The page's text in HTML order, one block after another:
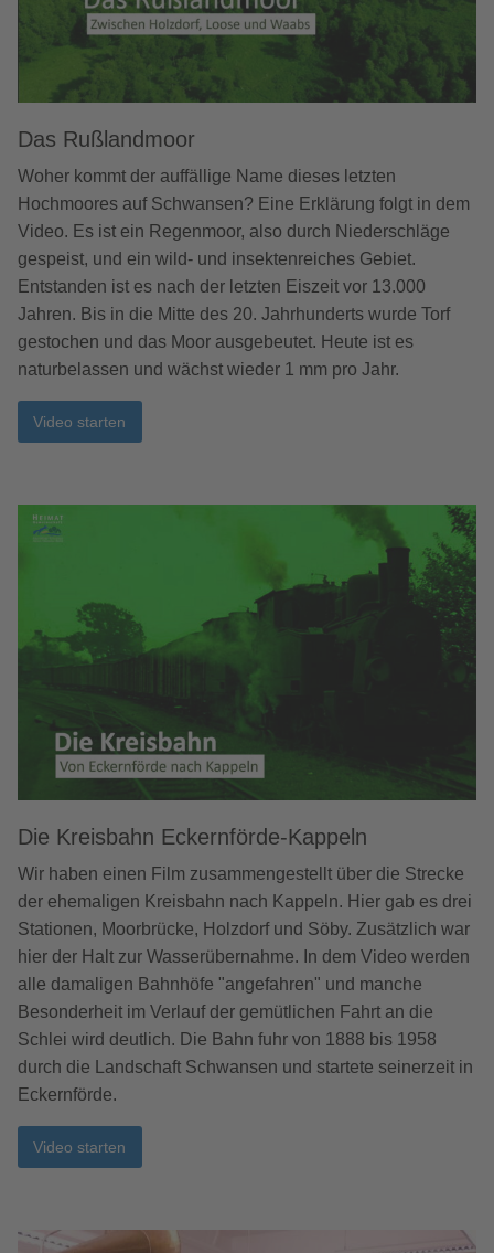
Das Rußlandmoor
Woher kommt der auffällige Name dieses letzten
Hochmoores auf Schwansen? Eine Erklärung folgt in dem
Video. Es ist ein Regenmoor, also durch Niederschläge
gespeist, und ein wild- und insektenreiches Gebiet.
Entstanden ist es nach der letzten Eiszeit vor 13.000
Jahren. Bis in die Mitte des 20. Jahrhunderts wurde Torf
gestochen und das Moor ausgebeutet. Heute ist es
naturbelassen und wächst wieder 1 mm pro Jahr.
Video starten
Die Kreisbahn Eckernförde-Kappeln
Wir haben einen Film zusammengestellt über die Strecke
der ehemaligen Kreisbahn nach Kappeln. Hier gab es drei
Stationen, Moorbrücke, Holzdorf und Söby. Zusätzlich war
hier der Halt zur Wasserübernahme. In dem Video werden
alle damaligen Bahnhöfe "angefahren" und manche
Besonderheit im Verlauf der gemütlichen Fahrt an die
Schlei wird deutlich. Die Bahn fuhr von 1888 bis 1958
durch die Landschaft Schwansen und startete seinerzeit in
Eckernförde.
Video starten